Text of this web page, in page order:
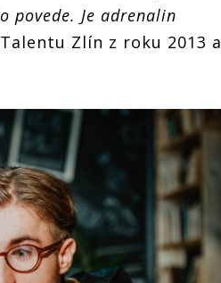
povede. Je adrenalin
Zlín z roku 2013 a